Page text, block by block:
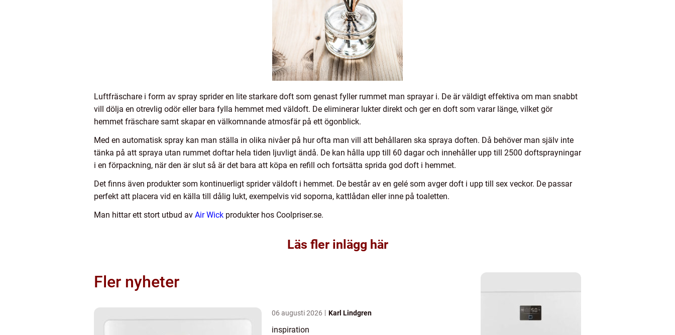
Luftfräschare i form av spray sprider en lite starkare doft som genast fyller rummet man sprayar i. De är väldigt effektiva om man snabbt
vill dölja en otrevlig odör eller bara fylla hemmet med väldoft. De eliminerar lukter direkt och ger en doft som varar länge, vilket gör
hemmet fräschare samt skapar en välkomnande atmosfär på ett ögonblick.
Med en automatisk spray kan man ställa in olika nivåer på hur ofta man vill att behållaren ska spraya doften. Då behöver man själv inte
tänka på att spraya utan rummet doftar hela tiden ljuvligt ändå. De kan hålla upp till 60 dagar och innehåller upp till 2500 doftsprayningar
i en förpackning, när den är slut så är det bara att köpa en refill och fortsätta sprida god doft i hemmet.
Det finns även produkter som kontinuerligt sprider väldoft i hemmet. De består av en gelé som avger doft i upp till sex veckor. De passar
perfekt att placera vid en källa till dålig lukt, exempelvis vid soporna, kattlådan eller inne på toaletten.
Man hittar ett stort utbud av Air Wick produkter hos Coolpriser.se.
Läs fler inlägg här
Fler nyheter
06 augusti 2026 Karl Lindgren
inspiration